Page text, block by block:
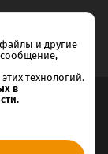
и другие
сообщение,
технологий.
в